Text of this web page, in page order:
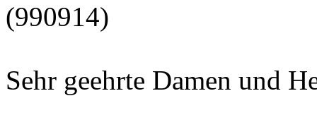
(990914)
Sehr geehrte Damen und